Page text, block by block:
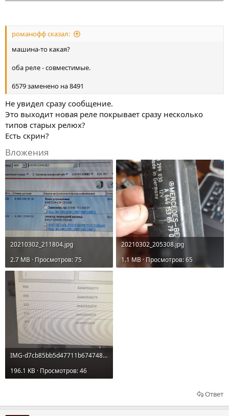
романофф сказал:
машина-то какая?
оба реле - совместимые.
6579 заменено на 8491
Не увидел сразу сообщение.
Это выходит новая реле покрывает сразу несколько
типов старых релюх?
Есть скрин?
Вложения
20210302_211804.jpg
2.7 MB · Просмотров: 75
20210302_205308.jpg
1.1 MB · Просмотров: 65
IMG-d7cb85bb5d47711b674748c4eb1c3701-V.jpg
196.1 KB · Просмотров: 46
Ответ